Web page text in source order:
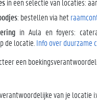
in een selectie van locaties:
: bestellen via het
in Aula en foyers:
de locatie. Info over duurzame
een
van je locatie